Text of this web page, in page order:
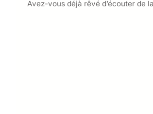
Avez-vous déjà rêvé d’écouter de